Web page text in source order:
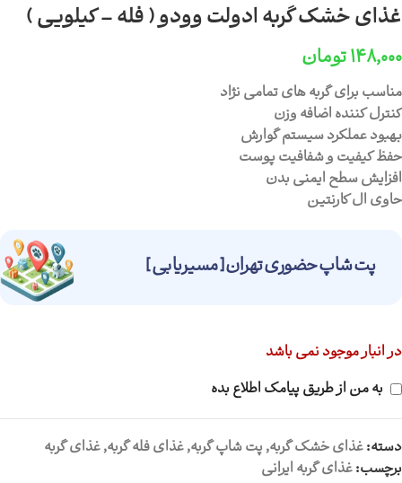
غذای خشک گربه ادولت وودو ( فله – کیلویی )
۱۴۸,۰۰۰تومان
مناسب برای گربه های تمامی نژاد
کنترل کننده اضافه وزن
بهبود عملکرد سیستم گوارش
حفظ کیفیت و شفافیت پوست
افزایش سطح ايمني بدن
حاوی ال كارنتين
پت شاپ حضوری تهران [ مسیریابی ]
در انبار موجود نمی باشد
به من از طریق پیامک اطلاع بده
دسته:غذای خشک گربه,پت شاپ گربه,غذای فله گربه,غذای گربه
برچسب:غذای گربه ایرانی